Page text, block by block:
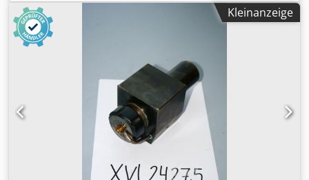
Kleinanzeige